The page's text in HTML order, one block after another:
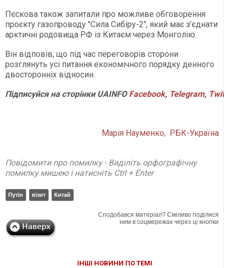
Пєскова також запитали про можливе обговорення
проєкту газопроводу "Сила Сибіру-2", який має з’єднати
арктичні родовища РФ із Китаєм через Монголію.
Він відповів, що під час переговорів сторони
розглянуть усі питання економічного порядку денного
двосторонніх відносин.
ПідписуйсянасторінкиUAINFO Facebook, Telegram,
Марія Науменко, РБК-Україна
Повідомити про помилку - Виділіть орфографічну
помилку мишею і натисніть Ctrl + Enter
Путін візит Китай
Сподобався матеріал? Сміливо поділися
ним в соцмережах через ці кнопки
ІНШІ НОВИНИ ПО ТЕМІ